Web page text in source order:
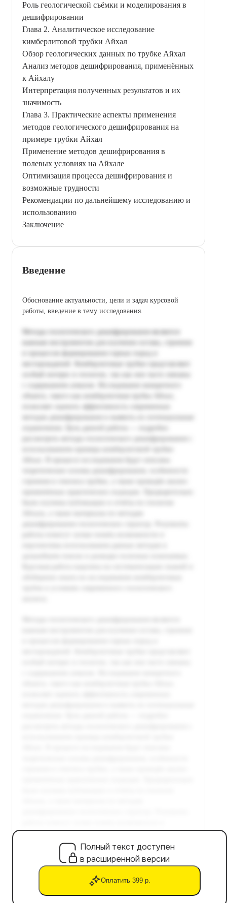
Роль геологической съёмки и моделирования в
дешифрировании
Глава 2. Аналитическое исследование
кимберлитовой трубки Айхал
Обзор геологических данных по трубке Айхал
Анализ методов дешифрирования, применённых
к Айхалу
Интерпретация полученных результатов и их
значимость
Глава 3. Практические аспекты применения
методов геологического дешифрирования на
примере трубки Айхал
Применение методов дешифрирования в
полевых условиях на Айхале
Оптимизация процесса дешифрирования и
возможные трудности
Рекомендации по дальнейшему исследованию и
использованию
Заключение
Введение
Обоснование актуальности, цели и задач курсовой
работы, введение в тему исследования.
Полный текст доступен
в расширенной версии
Оплатить 399 р.